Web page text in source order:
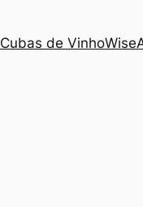
Cubas de Vinho